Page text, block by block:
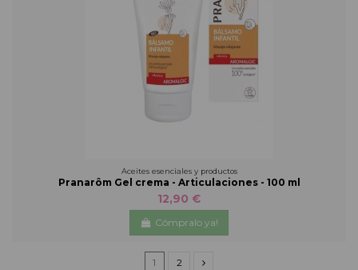
Aceites esenciales y productos
Pranarôm Gel crema - Articulaciones - 100 ml
12,90 €
Cómpralo ya!
1 2